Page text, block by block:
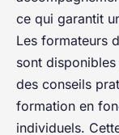
ce qui garantit
Les formateurs
sont
des conseils
formation en
individuels.